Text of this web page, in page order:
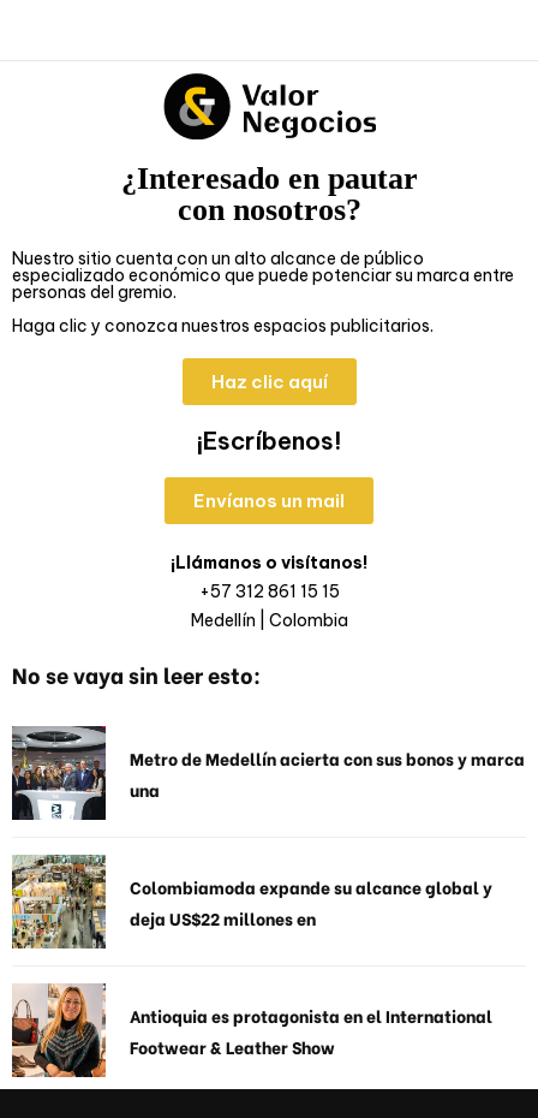
¿Interesado en pautar
con nosotros?
Nuestro sitio cuenta con un alto alcance de público
especializado económico que puede potenciar su marca entre
personas del gremio.
Haga clic y conozca nuestros espacios publicitarios.
Haz clic aquí
¡Escríbenos!
Envíanos un mail
¡Llámanos o visítanos!
+57 312 861 15 15
Medellín | Colombia
No se vaya sin leer esto:
Metro de Medellín acierta con sus bonos y marca
una
Colombiamoda expande su alcance global y
deja US$22 millones en
Antioquia es protagonista en el International
Footwear & Leather Show